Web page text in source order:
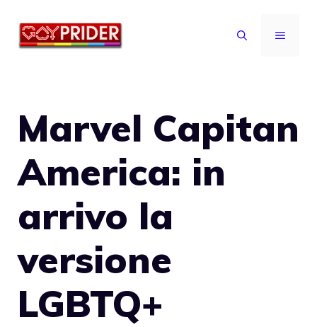
MENU
Marvel Capitan
America: in
arrivo la
versione
LGBTQ+